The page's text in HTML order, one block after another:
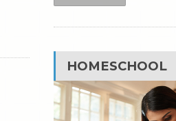
HOMESCHOOL